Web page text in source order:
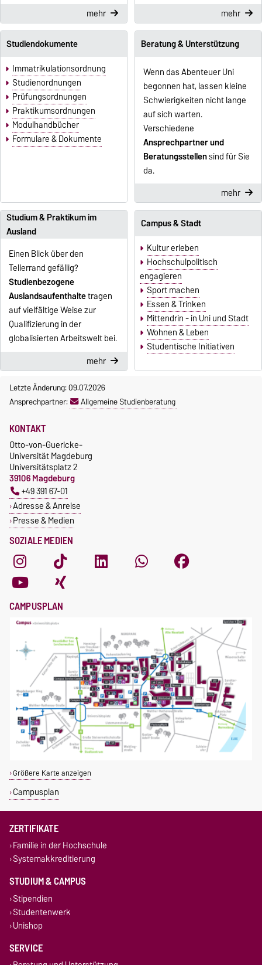
mehr
mehr
Studiendokumente
Immatrikulationsordnung
Studienordnungen
Prüfungsordnungen
Praktikumsordnungen
Modulhandbücher
Formulare & Dokumente
Beratung & Unterstützung
Wenn das Abenteuer Uni
begonnen hat, lassen kleine
Schwierigkeiten nicht lange
auf sich warten.
Verschiedene
Ansprechpartner und
Beratungsstellensind für Sie
da.
mehr
Studium & Praktikum im
Ausland
Einen Blick über den
Tellerrand gefällig?
Studienbezogene
Auslandsaufenthaltetragen
auf vielfältige Weise zur
Qualifizierung in der
globalisierten Arbeitswelt bei.
mehr
Campus & Stadt
Kultur erleben
Hochschulpolitisch
engagieren
Sport machen
Essen & Trinken
Mittendrin - in Uni und Stadt
Wohnen & Leben
Studentische Initiativen
Letzte Änderung: 09.07.2026
Ansprechpartner:
Allgemeine Studienberatung
SOZIALE MEDIEN
KONTAKT
Otto-von-Guericke-
Universität Magdeburg
Universitätsplatz 2
39106 Magdeburg
+49 391 67-01
Adresse & Anreise
Presse & Medien
CAMPUSPLAN
Größere Karte anzeigen
Campusplan
ZERTIFIKATE
Familie in der Hochschule
Systemakkreditierung
STUDIUM & CAMPUS
Stipendien
Studentenwerk
Unishop
SERVICE